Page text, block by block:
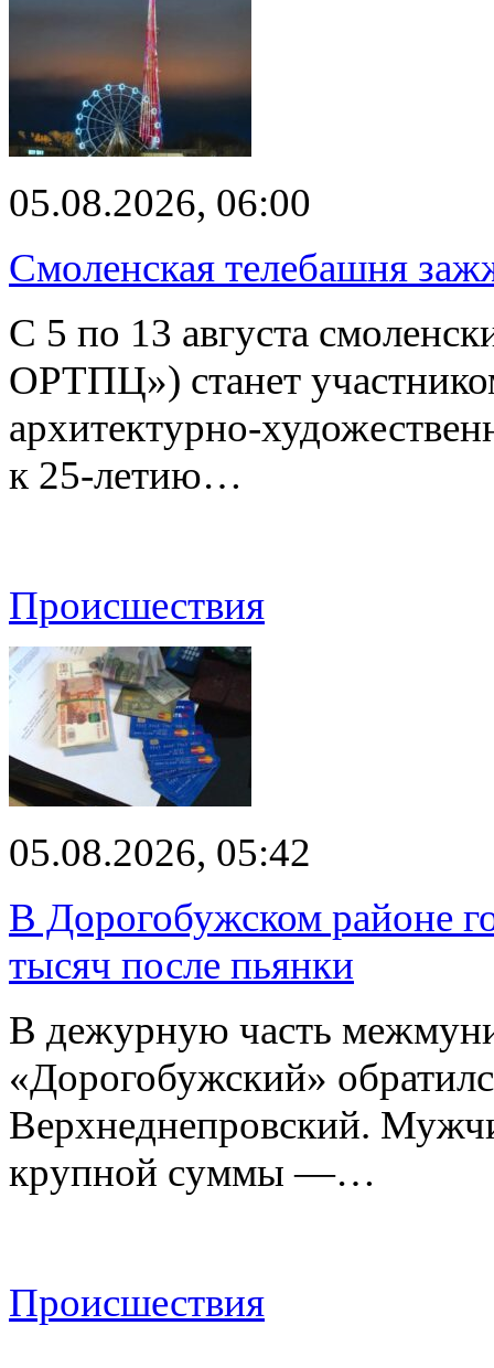
05.08.2026, 06:00
Смоленская телебашня
С 5 по 13 августа
ОРТПЦ») станет
архитектурно-
к 25-летию…
Происшествия
05.08.2026, 05:42
В Дорогобужском районе
тысяч после пьянки
В дежурную часть
«Дорогобужский»
Верхнеднепровский.
крупной суммы —…
Происшествия